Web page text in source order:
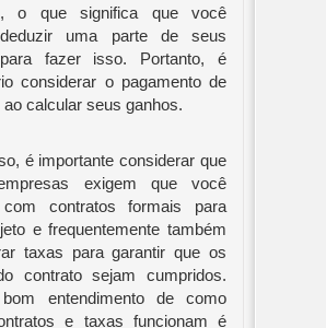
o que significa que você
uma parte de seus
fazer isso. Portanto, é
considerar o pagamento de
calcular seus ganhos.
é importante considerar que
exigem que você
com contratos formais para
e frequentemente também
taxas para garantir que os
contrato sejam cumpridos.
entendimento de como
e taxas funcionam é